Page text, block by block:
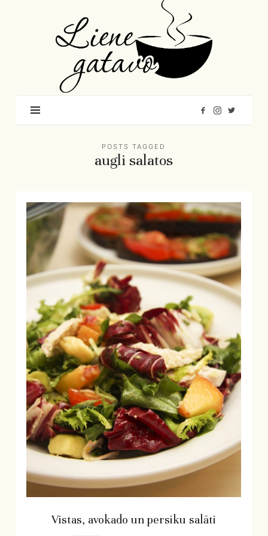
Gatavo
–
Mana
garšu
pasaule
POSTS TAGGED
augli salatos
Vistas, avokado un persiku salāti